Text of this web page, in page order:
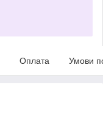
Оплата Умови